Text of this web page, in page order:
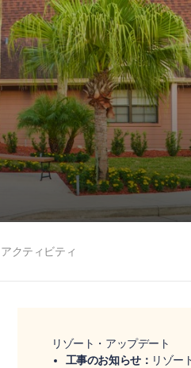
アクティビティ
リゾート・アップデート
工事のお知らせ： リゾー